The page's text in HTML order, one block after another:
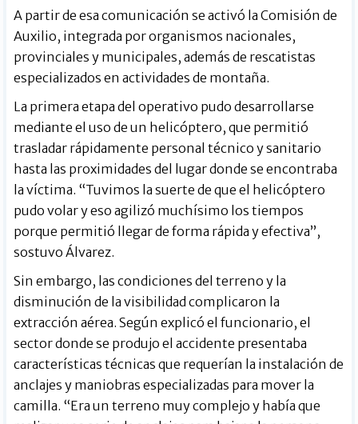
A partir de esa comunicación se activó la Comisión de
Auxilio, integrada por organismos nacionales,
provinciales y municipales, además de rescatistas
especializados en actividades de montaña.
La primera etapa del operativo pudo desarrollarse
mediante el uso de un helicóptero, que permitió
trasladar rápidamente personal técnico y sanitario
hasta las proximidades del lugar donde se encontraba
la víctima. “Tuvimos la suerte de que el helicóptero
pudo volar y eso agilizó muchísimo los tiempos
porque permitió llegar de forma rápida y efectiva”,
sostuvo Álvarez.
Sin embargo, las condiciones del terreno y la
disminución de la visibilidad complicaron la
extracción aérea. Según explicó el funcionario, el
sector donde se produjo el accidente presentaba
características técnicas que requerían la instalación de
anclajes y maniobras especializadas para mover la
camilla. “Era un terreno muy complejo y había que